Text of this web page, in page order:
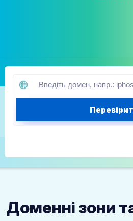
Доменні зони